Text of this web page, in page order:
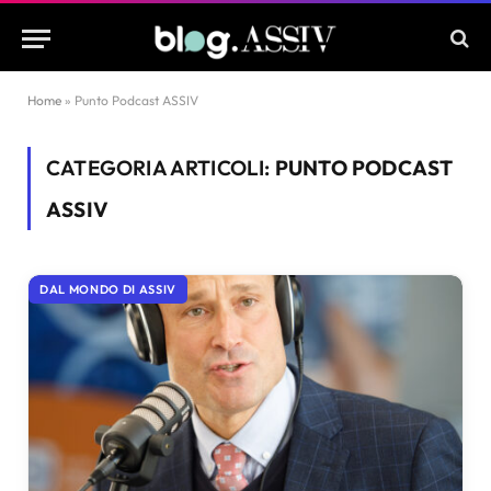
Home » Punto Podcast ASSIV
CATEGORIA ARTICOLI: PUNTO PODCAST
ASSIV
DAL MONDO DI ASSIV